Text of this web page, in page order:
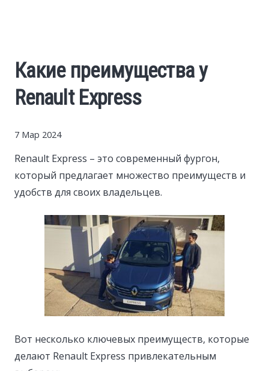
Finance
Investments
News
Politics
Sport
Style
Какие преимущества у
Renault Express
7 Мар 2024
Renault Express – это современный фургон,
который предлагает множество преимуществ и
удобств для своих владельцев.
Вот несколько ключевых преимуществ, которые
делают Renault Express привлекательным